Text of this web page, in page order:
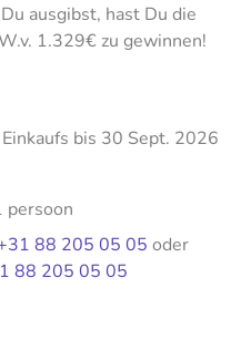
ausgibst, hast Du die
1.329€ zu gewinnen!
bis 30 Sept. 2026
persoon
88 205 05 05 oder
88 205 05 05